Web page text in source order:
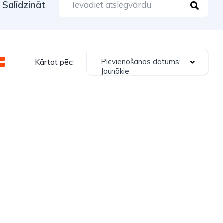
Salīdzināt
Kārtot pēc:
Pievienošanas datums:
Jaunākie